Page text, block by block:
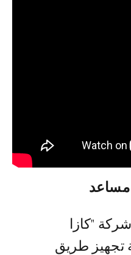
مساعد
"كازا
تجهيز طريق